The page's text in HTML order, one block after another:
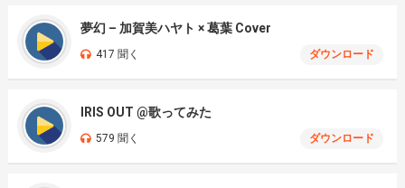
夢幻 – 加賀美ハヤト × 葛葉 Cover
417 聞く ダウンロード
IRIS OUT @歌ってみた
579 聞く ダウンロード